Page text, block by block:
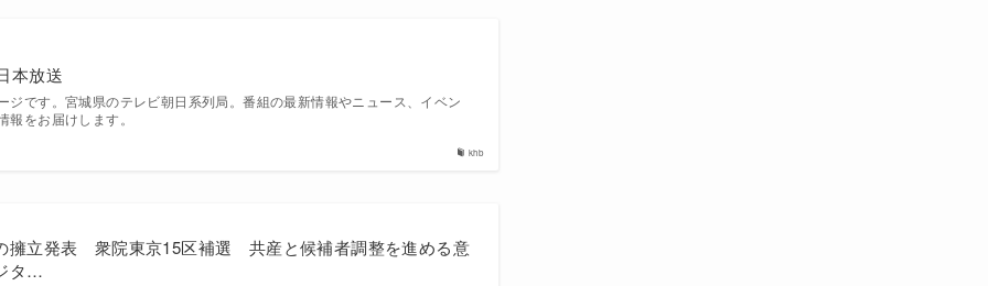
khb
本放送
ジです。宮城県のテレビ朝日系列局。番組の最新情報やニュース、イベン
をお届けします。
擁立発表 衆院東京15区補選 共産と候補者調整を進める意
タ…